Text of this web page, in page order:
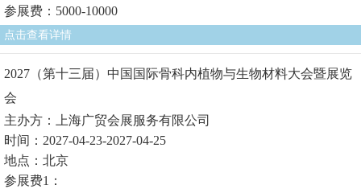
参展费：5000-10000
点击查看详情
2027（第十三届）中国国际骨科内植物与生物材料大会暨展览
会
主办方：上海广贸会展服务有限公司
时间：2027-04-23-2027-04-25
地点：北京
参展费1：